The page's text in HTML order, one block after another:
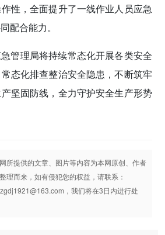
性，全面提升了一线作业人员应急
配合能力。
管理局将持续常态化开展各类安全
态化排查整治安全隐患，不断筑牢
坚固防线，全力守护安全生产形势
所提供的文章、图片等内容为本网原创、作者
理而来，如有侵犯您的权益，请联系：
，我们将在3日内进行处